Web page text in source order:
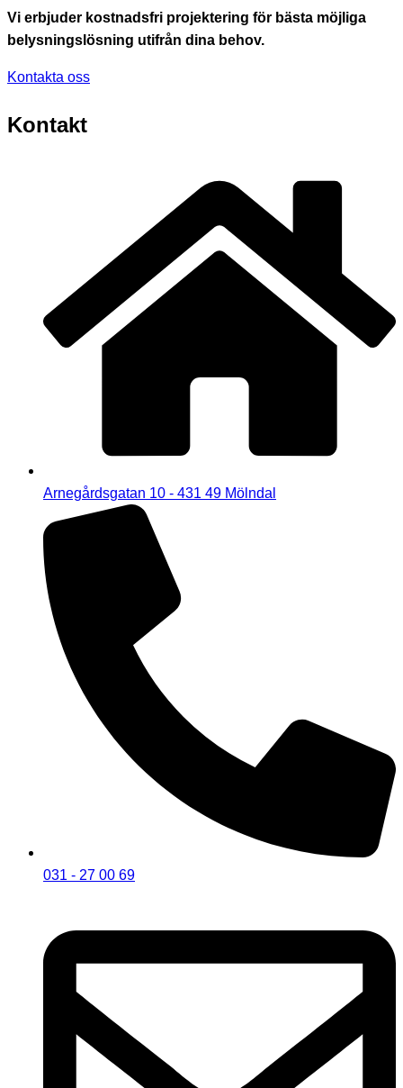
Vi erbjuder kostnadsfri projektering för bästa möjliga
belysningslösning utifrån dina behov.
Kontakta oss
Kontakt
Arnegårdsgatan 10 - 431 49 Mölndal
031 - 27 00 69